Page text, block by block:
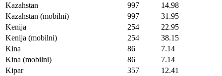
Kazahstan
997
14.98
Kazahstan (mobilni)
997
31.95
Kenija
254
22.95
Kenija (mobilni)
254
38.15
Kina
86
7.14
Kina (mobilni)
86
7.14
Kipar
357
12.41